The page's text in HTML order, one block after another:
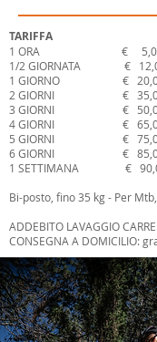
TARIFFA
1 ORA €
1/2 GIORNATA €
1 GIORNO €
2 GIORNI €
3 GIORNI €
4 GIORNI €
5 GIORNI €
6 GIORNI €
1 SETTIMANA €
Bi-posto, fino 35 kg - Per
ADDEBITO LAVAGGIO
CONSEGNA A DOMICILIO: